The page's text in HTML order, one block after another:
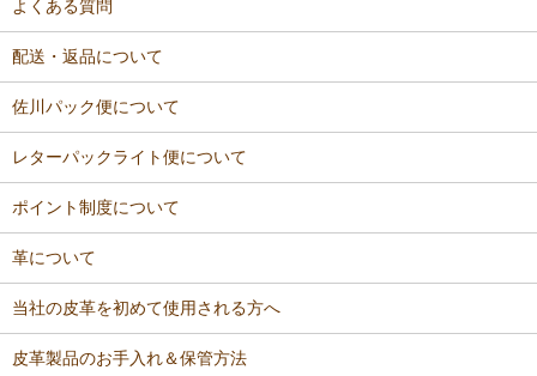
よくある質問
配送・返品について
佐川パック便について
レターパックライト便について
ポイント制度について
革について
当社の皮革を初めて使用される方へ
皮革製品のお手入れ＆保管方法